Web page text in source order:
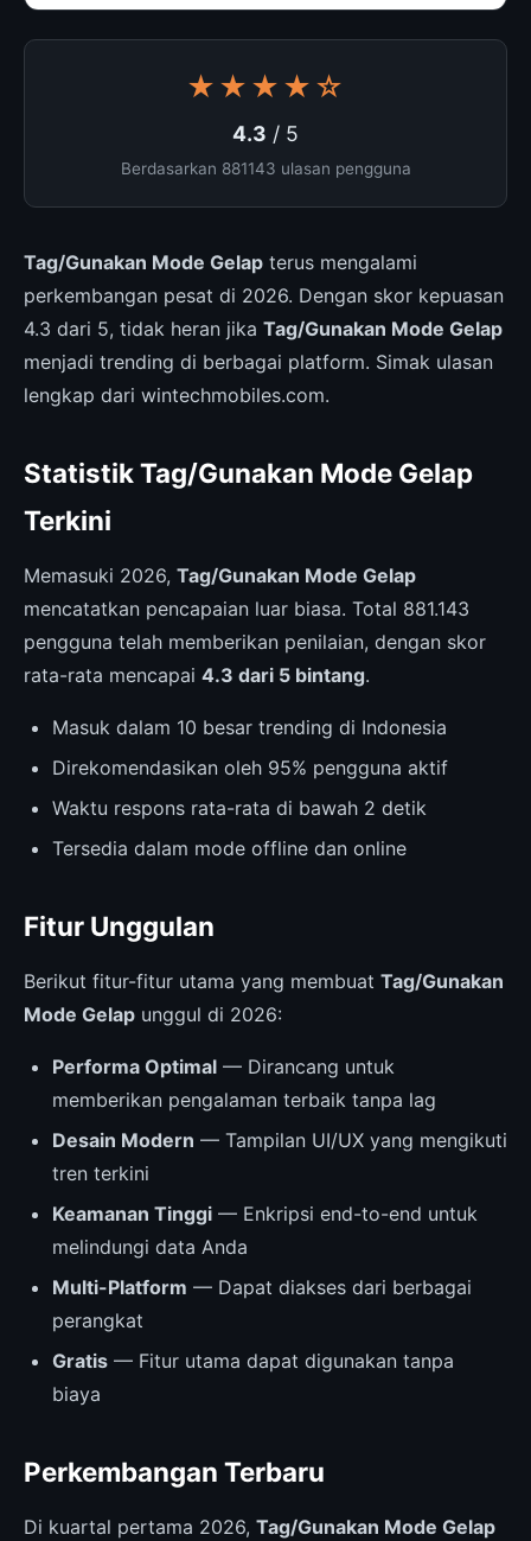
★★★★☆
4.3 / 5
Berdasarkan 881143 ulasan pengguna
Tag/Gunakan Mode Gelap terus mengalami
perkembangan pesat di 2026. Dengan skor kepuasan
4.3 dari 5, tidak heran jika Tag/Gunakan Mode Gelap
menjadi trending di berbagai platform. Simak ulasan
lengkap dari wintechmobiles.com.
Statistik Tag/Gunakan Mode Gelap
Terkini
Memasuki 2026, Tag/Gunakan Mode Gelap
mencatatkan pencapaian luar biasa. Total 881.143
pengguna telah memberikan penilaian, dengan skor
rata-rata mencapai 4.3 dari 5 bintang.
Masuk dalam 10 besar trending di Indonesia
Direkomendasikan oleh 95% pengguna aktif
Waktu respons rata-rata di bawah 2 detik
Tersedia dalam mode offline dan online
Fitur Unggulan
Berikut fitur-fitur utama yang membuat Tag/Gunakan
Mode Gelap unggul di 2026:
Performa Optimal — Dirancang untuk
memberikan pengalaman terbaik tanpa lag
Desain Modern — Tampilan UI/UX yang mengikuti
tren terkini
Keamanan Tinggi — Enkripsi end-to-end untuk
melindungi data Anda
Multi-Platform — Dapat diakses dari berbagai
perangkat
Gratis — Fitur utama dapat digunakan tanpa
biaya
Perkembangan Terbaru
Di kuartal pertama 2026, Tag/Gunakan Mode Gelap